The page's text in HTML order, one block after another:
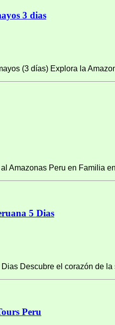
3 dias
(3 días) Explora la
Peru en Familia
5 Dias
Descubre el corazón de
Peru